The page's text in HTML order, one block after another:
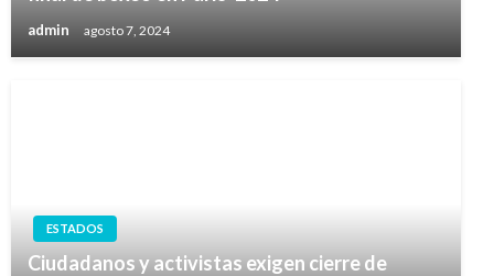
admin agosto 7, 2024
ESTADOS
Ciudadanos y activistas exigen cierre de